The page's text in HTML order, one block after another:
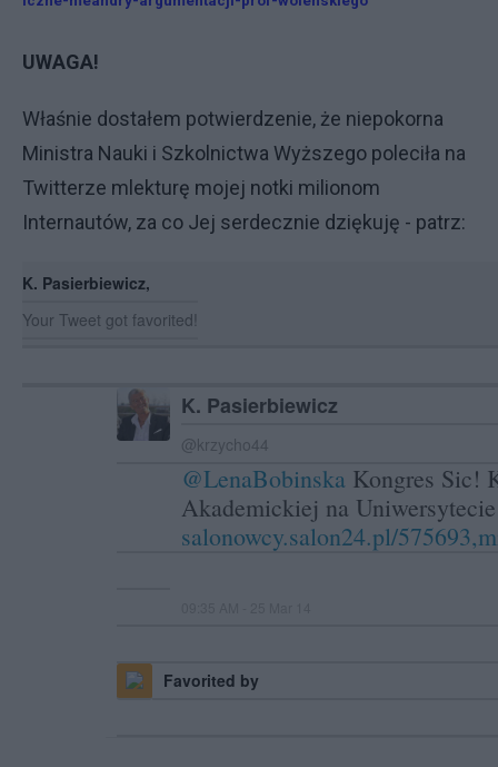
UWAGA!
Właśnie dostałem potwierdzenie, że niepokorna
Ministra Nauki i Szkolnictwa Wyższego poleciła na
Twitterze mlekturę mojej notki milionom
Internautów, za co Jej serdecznie dziękuję - patrz:
K. Pasierbiewicz,
Your Tweet got favorited!
K. Pasierbiewicz
@krzycho44
@LenaBobinska Kongres Sic!
Akademickiej na
salonowcy.salon24.pl/
Favorited by